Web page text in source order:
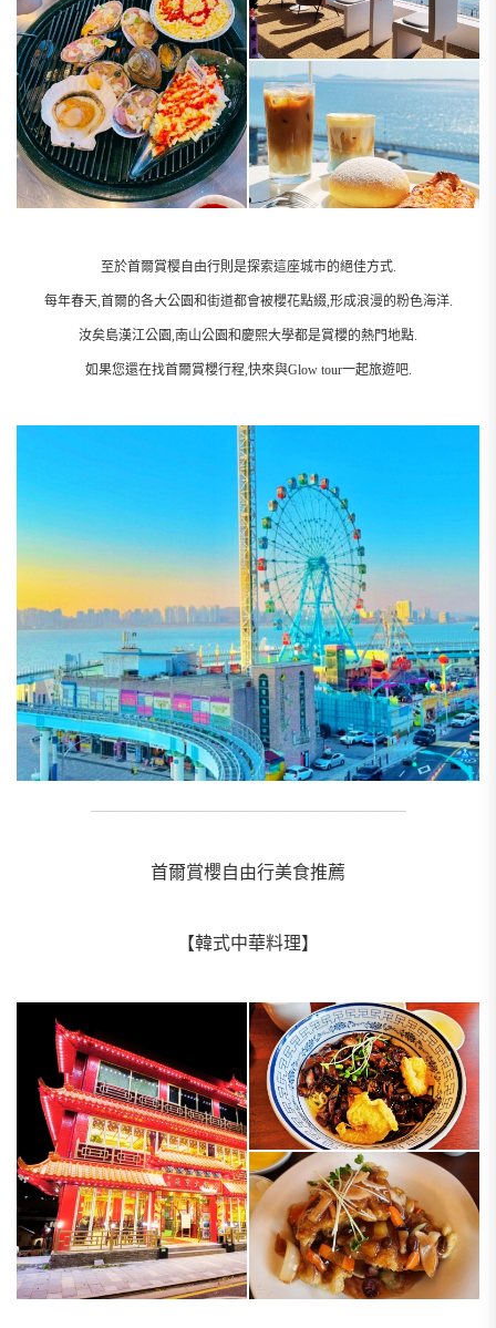
至於首爾賞樱自由行則是探索這座城市的絕佳方式.
每年春天,首爾的各大公園和街道都會被櫻花點綴,形成浪漫的粉色海洋.
汝矣島漢江公園,南山公園和慶熙大學都是賞櫻的熱門地點.
如果您還在找首爾賞櫻行程,快來與Glow tour一起旅遊吧.
首爾賞櫻自由行美食推薦
【韓式中華料理】